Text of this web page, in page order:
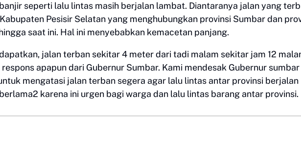
seperti lalu lintas masih berjalan lambat. Diantaranya jalan yang
Pesisir Selatan yang menghubungkan provinsi Sumbar dan
saat ini. Hal ini menyebabkan kemacetan panjang.
jalan terban sekitar 4 meter dari tadi malam sekitar jam 12
apapun dari Gubernur Sumbar. Kami mendesak Gubernur sumbar
mengatasi jalan terban segera agar lalu lintas antar provinsi berjalan
karena ini urgen bagi warga dan lalu lintas barang antar provinsi.